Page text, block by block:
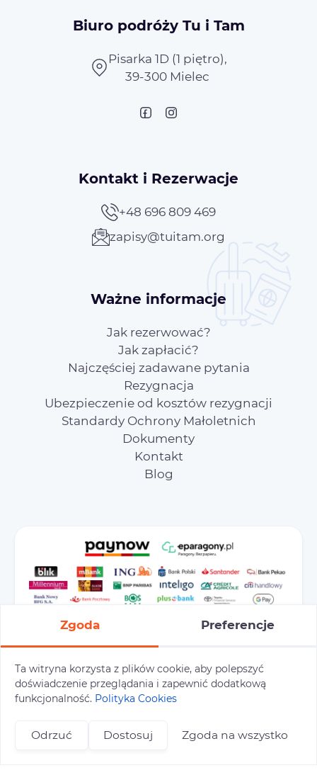
Biuro podróży Tu i Tam
Pisarka 1D (1 piętro),
39-300 Mielec
Kontakt i Rezerwacje
+48 696 809 469
zapisy@tuitam.org
Ważne informacje
Jak rezerwować?
Jak zapłacić?
Najczęściej zadawane pytania
Rezygnacja
Ubezpieczenie od kosztów rezygnacji
Standardy Ochrony Małoletnich
Dokumenty
Kontakt
Blog
Preferencje cookies Polityka prywatności
Polityka cookies
Zgoda Preferencje
Ta witryna korzysta z plików cookie, aby polepszyć
doświadczenie przeglądania i zapewnić dodatkową
funkcjonalność. Polityka Cookies
Odrzuć Dostosuj Zgoda na wszystko